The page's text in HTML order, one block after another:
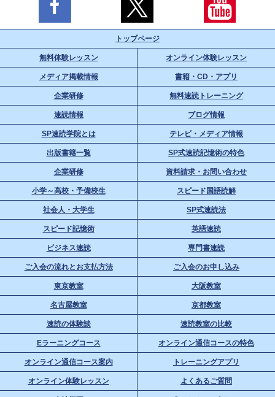
トップページ
無料体験レッスン オンライン体験レッスン
メディア掲載情報 書籍・CD・アプリ
企業研修 無料速読トレーニング
速読情報 ブログ情報
SP速読学院とは テレビ・メディア情報
出版書籍一覧 SP式速読記憶術の特色
企業研修 資料請求・お問い合わせ
小学～高校・予備校生 スピード国語読解
社会人・大学生 SP式速読法
スピード記憶術 英語速読
ビジネス速読 専門書速読
ご入会の流れとお支払方法 ご入会のお申し込み
東京教室 大阪教室
名古屋教室 京都教室
速読の体験談 速読教室の比較
Eラーニングコース オンライン通信コースの特色
オンライン通信コース案内 トレーニングアプリ
オンライン体験レッスン よくあるご質問